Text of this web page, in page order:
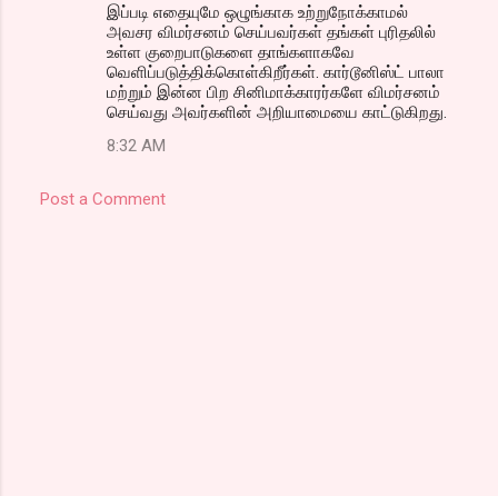
இப்படி எதையுமே ஒழுங்காக உற்றுநோக்காமல்
அவசர விமர்சனம் செய்பவர்கள் தங்கள் புரிதலில்
உள்ள குறைபாடுகளை தாங்களாகவே
வெளிப்படுத்திக்கொள்கிறீர்கள். கார்டூனிஸ்ட் பாலா
மற்றும் இன்ன பிற சினிமாக்காரர்களே விமர்சனம்
செய்வது அவர்களின் அறியாமையை காட்டுகிறது.
8:32 AM
Post a Comment